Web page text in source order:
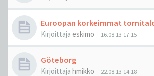
Euroopan korkeimmat
Kirjoittaja eskimo - 16.08.13 17:15
Göteborg
Kirjoittaja hmikko - 22.08.13 14:18